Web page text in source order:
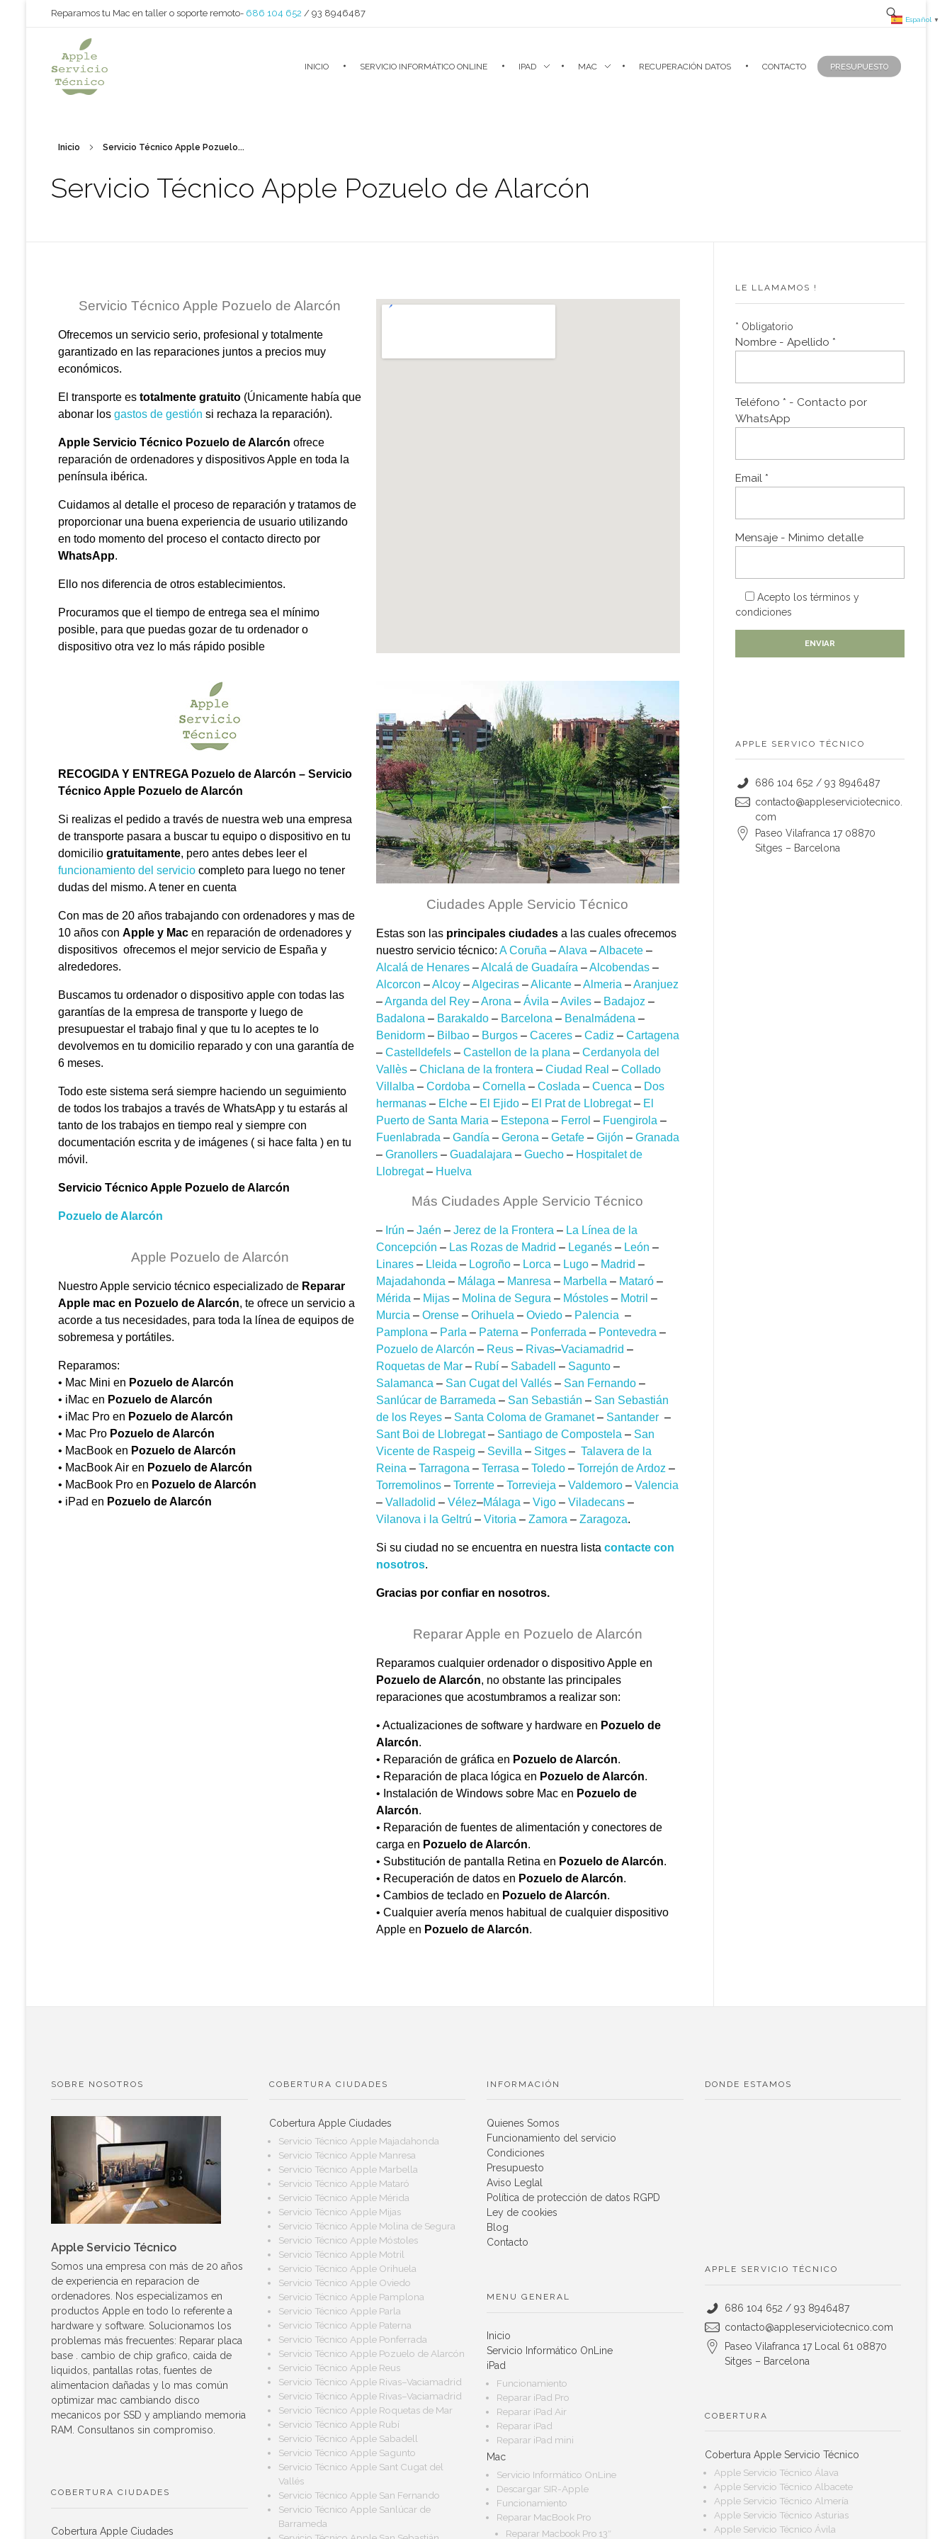
Reparamos tu Mac en taller o soporte remoto- 686 104 652 / 93 8946487
PRESUPUESTO
INICIO SERVICIO INFORMÁTICO ONLINE IPAD MAC RECUPERACIÓN DATOS CONTACTO
Inicio Servicio Técnico Apple Pozuelo...
Servicio Técnico Apple Pozuelo de Alarcón
Servicio Técnico Apple Pozuelo de Alarcón
Ofrecemos un servicio serio, profesional y totalmente
garantizado en las reparaciones juntos a precios muy
económicos.
El transporte es totalmente gratuito (Únicamente había que
abonar los gastos de gestión si rechaza la reparación).
Apple Servicio Técnico Pozuelo de Alarcón ofrece
reparación de ordenadores y dispositivos Apple en toda la
península ibérica.
Cuidamos al detalle el proceso de reparación y tratamos de
proporcionar una buena experiencia de usuario utilizando
en todo momento del proceso el contacto directo por
WhatsApp.
Ello nos diferencia de otros establecimientos.
Procuramos que el tiempo de entrega sea el mínimo
posible, para que puedas gozar de tu ordenador o
dispositivo otra vez lo más rápido posible
RECOGIDA Y ENTREGA Pozuelo de Alarcón – Servicio
Técnico Apple Pozuelo de Alarcón
Si realizas el pedido a través de nuestra web una empresa
de transporte pasara a buscar tu equipo o dispositivo en tu
domicilio gratuitamente, pero antes debes leer el
funcionamiento del servicio completo para luego no tener
dudas del mismo. A tener en cuenta
Con mas de 20 años trabajando con ordenadores y mas de
10 años con Apple y Mac en reparación de ordenadores y
dispositivos ofrecemos el mejor servicio de España y
alrededores.
Buscamos tu ordenador o dispositivo apple con todas las
garantías de la empresa de transporte y luego de
presupuestar el trabajo final y que tu lo aceptes te lo
devolvemos en tu domicilio reparado y con una garantía de
6 meses.
Todo este sistema será siempre haciendo un seguimiento
de todos los trabajos a través de WhatsApp y tu estarás al
tanto de los trabajos en tiempo real y siempre con
documentación escrita y de imágenes ( si hace falta ) en tu
móvil.
Servicio Técnico Apple Pozuelo de Alarcón
Pozuelo de Alarcón
Apple Pozuelo de Alarcón
Nuestro Apple servicio técnico especializado de Reparar
Apple mac en Pozuelo de Alarcón, te ofrece un servicio a
acorde a tus necesidades, para toda la línea de equipos de
sobremesa y portátiles.
Reparamos:
• Mac Mini en Pozuelo de Alarcón
• iMac en Pozuelo de Alarcón
• iMac Pro en Pozuelo de Alarcón
• Mac Pro Pozuelo de Alarcón
• MacBook en Pozuelo de Alarcón
• MacBook Air en Pozuelo de Alarcón
• MacBook Pro en Pozuelo de Alarcón
• iPad en Pozuelo de Alarcón
Ciudades Apple Servicio Técnico
Estas son las principales ciudadesa las cuales ofrecemos
nuestro servicio técnico: A Coruña –Alava –Albacete–
Alcalá de Henares–Alcalá de Guadaíra –Alcobendas–
Alcorcon –Alcoy–Algeciras–Alicante–Almeria –Aranjuez
–Arganda del Rey–Arona – Ávila –Aviles– Badajoz –
Badalona – Barakaldo– Barcelona – Benalmádena –
Benidorm– Bilbao– Burgos– Caceres– Cadiz – Cartagena
– Castelldefels– Castellon de la plana – Cerdanyola del
Vallès– Chiclana de la frontera – Ciudad Real – Collado
Villalba – Cordoba – Cornella – Coslada – Cuenca – Dos
hermanas– Elche– El Ejido– El Prat de Llobregat– El
Puerto de Santa Maria – Estepona – Ferrol – Fuengirola –
Fuenlabrada – Gandía – Gerona – Getafe– Gijón – Granada
– Granollers– Guadalajara – Guecho– Hospitalet de
Llobregat– Huelva
Más Ciudades Apple Servicio Técnico
– Irún – Jaén – Jerez de la Frontera – La Línea de la
Concepción – Las Rozas de Madrid – Leganés– León –
Linares– Lleida – Logroño– Lorca – Lugo– Madrid –
Majadahonda – Málaga – Manresa – Marbella – Mataró–
Mérida – Mijas– Molina de Segura – Móstoles– Motril –
Murcia – Orense– Orihuela – Oviedo– Palencia –
Pamplona – Parla – Paterna – Ponferrada – Pontevedra –
Pozuelo de Alarcón – Reus– Rivas–Vaciamadrid –
Roquetas de Mar– Rubí– Sabadell – Sagunto–
Salamanca – San Cugat del Vallés– San Fernando–
Sanlúcar de Barrameda – San Sebastián – San Sebastián
de los Reyes– Santa Coloma de Gramanet– Santander–
Sant Boi de Llobregat– Santiago de Compostela – San
Vicente de Raspeig – Sevilla – Sitges– Talavera de la
Reina – Tarragona – Terrasa – Toledo– Torrejón de Ardoz –
Torremolinos– Torrente– Torrevieja – Valdemoro– Valencia
– Valladolid – Vélez–Málaga – Vigo– Viladecans–
Vilanova i la Geltrú – Vitoria – Zamora – Zaragoza.
Si su ciudad no se encuentra en nuestra lista contacte con
nosotros.
Gracias por confiar en nosotros.
Reparar Apple en Pozuelo de Alarcón
Reparamos cualquier ordenador o dispositivo Apple en
Pozuelo de Alarcón, no obstante las principales
reparaciones que acostumbramos a realizar son:
• Actualizaciones de software y hardware en Pozuelo de
Alarcón.
• Reparación de gráfica en Pozuelo de Alarcón.
• Reparación de placa lógica en Pozuelo de Alarcón.
• Instalación de Windows sobre Mac en Pozuelo de
Alarcón.
• Reparación de fuentes de alimentación y conectores de
carga en Pozuelo de Alarcón.
• Substitución de pantalla Retina en Pozuelo de Alarcón.
• Recuperación de datos en Pozuelo de Alarcón.
• Cambios de teclado en Pozuelo de Alarcón.
• Cualquier avería menos habitual de cualquier dispositivo
Apple en Pozuelo de Alarcón.
LE LLAMAMOS !
* Obligatorio
Nombre - Apellido *
Teléfono * - Contacto por
WhatsApp
Email *
Mensaje - Minimo detalle
Acepto los términos y
condiciones
APPLE SERVICO TÉCNICO
686 104 652 / 93 8946487
contacto@appleserviciotecnico.
com
Paseo Vilafranca 17 08870
Sitges – Barcelona
SOBRE NOSOTROS
Apple Servicio Técnico
Somos una empresa con más de 20 años
de experiencia en reparacion de
ordenadores. Nos especializamos en
productos Apple en todo lo referente a
hardware y software. Solucionamos los
problemas más frecuentes: Reparar placa
base . cambio de chip grafico, caida de
liquidos, pantallas rotas, fuentes de
alimentacion dañadas y lo mas común
optimizar mac cambiando disco
mecanicos por SSD y ampliando memoria
RAM. Consultanos sin compromiso.
COBERTURA CIUDADES
Cobertura Apple Ciudades
COBERTURA CIUDADES
Cobertura Apple Ciudades
Servicio Técnico Apple Majadahonda
Servicio Técnico Apple Manresa
Servicio Técnico Apple Marbella
Servicio Técnico Apple Mataró
Servicio Técnico Apple Mérida
Servicio Técnico Apple Mijas
Servicio Técnico Apple Molina de Segura
Servicio Técnico Apple Móstoles
Servicio Técnico Apple Motril
Servicio Técnico Apple Orihuela
Servicio Técnico Apple Oviedo
Servicio Técnico Apple Pamplona
Servicio Técnico Apple Parla
Servicio Técnico Apple Paterna
Servicio Técnico Apple Ponferrada
Servicio Técnico Apple Pozuelo de Alarcón
Servicio Técnico Apple Reus
Servicio Técnico Apple Rivas–Vaciamadrid
Servicio Técnico Apple Rivas–Vaciamadrid
Servicio Técnico Apple Roquetas de Mar
Servicio Técnico Apple Rubí
Servicio Técnico Apple Sabadell
Servicio Técnico Apple Sagunto
Servicio Técnico Apple Sant Cugat del
Vallés
Servicio Técnico Apple San Fernando
Servicio Técnico Apple Sanlúcar de
Barrameda
INFORMACIÓN
Quienes Somos
Funcionamiento del servicio
Condiciones
Presupuesto
Aviso Leglal
Política de protección de datos RGPD
Ley de cookies
Blog
Contacto
MENU GENERAL
Inicio
Servicio Informático OnLine
iPad
Funcionamiento
Reparar iPad Pro
Reparar iPad Air
Reparar iPad
Reparar iPad mini
Mac
Servicio Informático OnLine
Descargar SIR-Apple
Funcionamiento
Reparar MacBook Pro
Reparar Macbook Pro 13″
DONDE ESTAMOS
APPLE SERVICIO TÉCNICO
686 104 652 / 93 8946487
contacto@appleserviciotecnico.com
Paseo Vilafranca 17 Local 61 08870
Sitges – Barcelona
COBERTURA
Cobertura Apple Servicio Técnico
Apple Servicio Técnico Álava
Apple Servicio Técnico Albacete
Apple Servicio Técnico Almería
Apple Servicio Técnico Asturias
Apple Servicio Técnico Ávila
Español ▼